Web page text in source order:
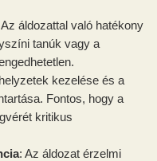
Az áldozattal való hatékony
tanúk vagy a
kezelése és a
Fontos, hogy a
kritikus
: Az áldozat érzelmi